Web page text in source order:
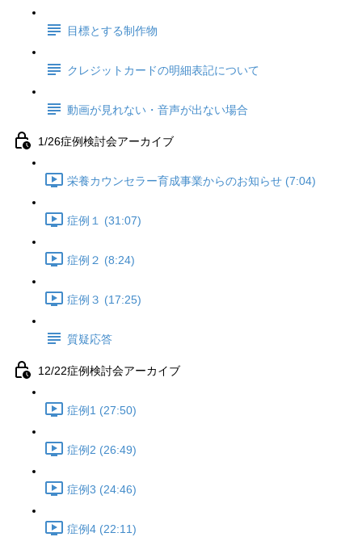
目標とする制作物
クレジットカードの明細表記について
動画が見れない・音声が出ない場合
1/26症例検討会アーカイブ
栄養カウンセラー育成事業からのお知らせ (7:04)
症例１ (31:07)
症例２ (8:24)
症例３ (17:25)
質疑応答
12/22症例検討会アーカイブ
症例1 (27:50)
症例2 (26:49)
症例3 (24:46)
症例4 (22:11)